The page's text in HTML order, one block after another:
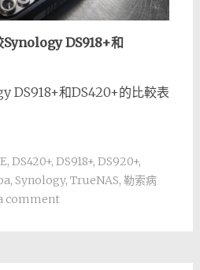
Synology DS918+和
DS918+和DS420+的比較表
, DS420+, DS918+, DS920+,
, Synology, TrueNAS, 勒索病
comment